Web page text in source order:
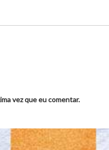
vez que eu comentar.